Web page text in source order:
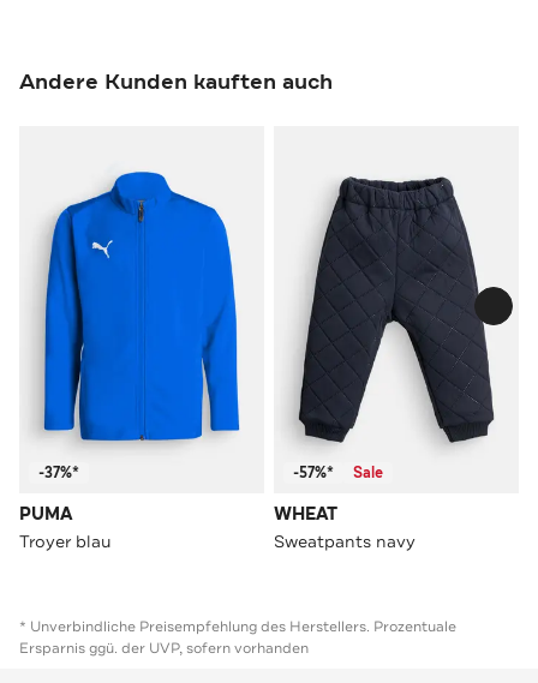
Andere Kunden kauften auch
-37%*
PUMA
Troyer blau
-57%* Sale
WHEAT
Sweatpants navy
* Unverbindliche Preisempfehlung des Herstellers. Prozentuale
Ersparnis ggü. der UVP, sofern vorhanden